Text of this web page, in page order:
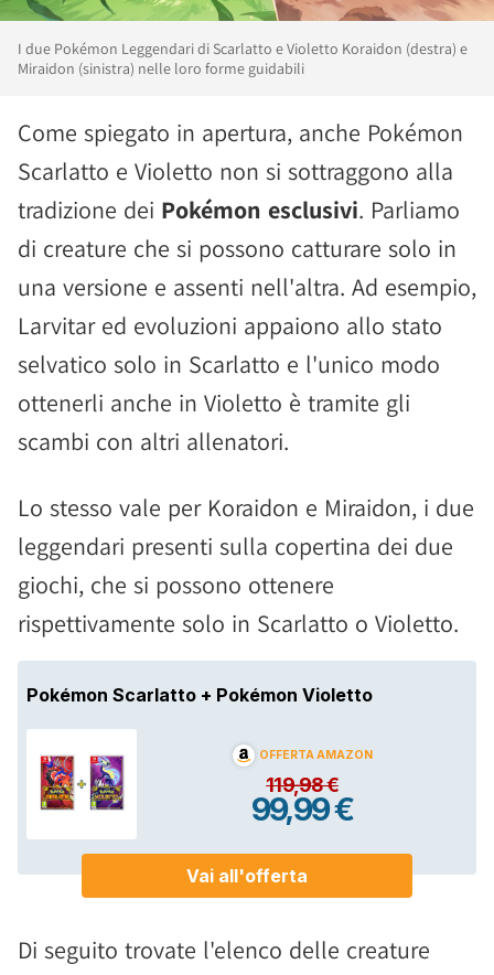
I due Pokémon Leggendari di Scarlatto e Violetto Koraidon (destra) e
Miraidon (sinistra) nelle loro forme guidabili
Come spiegato in apertura, anche Pokémon
Scarlatto e Violetto non si sottraggono alla
tradizione dei Pokémon esclusivi. Parliamo
di creature che si possono catturare solo in
una versione e assenti nell'altra. Ad esempio,
Larvitar ed evoluzioni appaiono allo stato
selvatico solo in Scarlatto e l'unico modo
ottenerli anche in Violetto è tramite gli
scambi con altri allenatori.
Lo stesso vale per Koraidon e Miraidon, i due
leggendari presenti sulla copertina dei due
giochi, che si possono ottenere
rispettivamente solo in Scarlatto o Violetto.
Di seguito trovate l'elenco delle creature